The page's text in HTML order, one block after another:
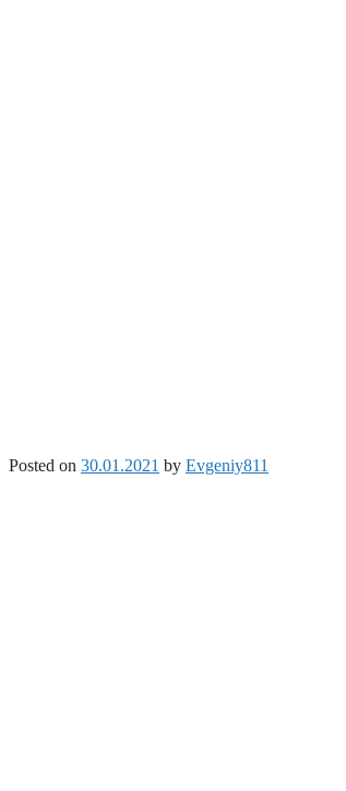
Posted on 30.01.2021 by Evgeniy811